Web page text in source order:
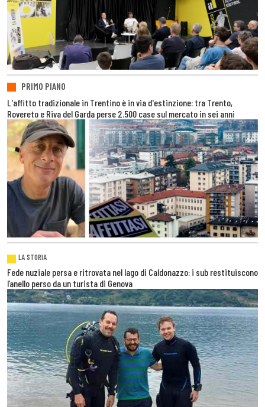
PRIMO PIANO
L'affitto tradizionale in Trentino è in via d'estinzione: tra Trento,
Rovereto e Riva del Garda perse 2.500 case sul mercato in sei anni
LA STORIA
Fede nuziale persa e ritrovata nel lago di Caldonazzo: i sub restituiscono
l’anello perso da un turista di Genova